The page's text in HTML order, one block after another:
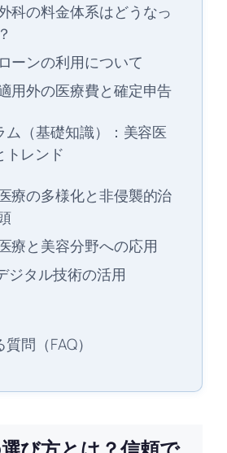
科の料金体系はどうなっ
ーンの利用について
用外の医療費と確定申告
ム（基礎知識）：美容医
トレンド
療の多様化と非侵襲的治
療と美容分野への応用
ジタル技術の活用
問（FAQ）